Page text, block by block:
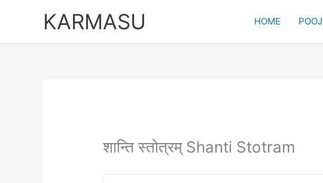
KARMASU HOME
शान्ति स्तोत्रम् Shanti Stotram